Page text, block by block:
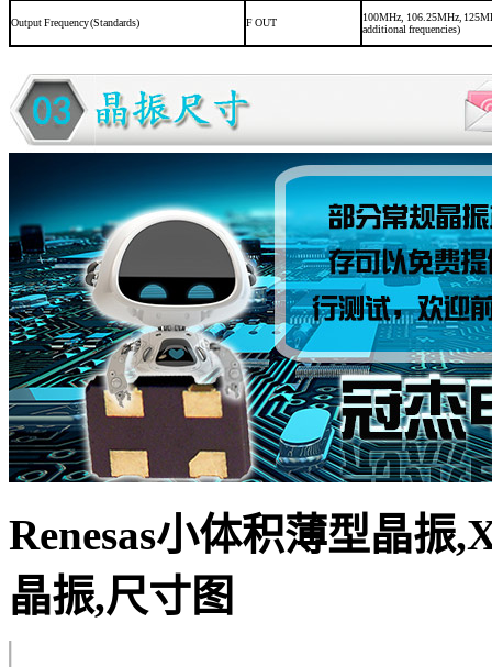
Output Frequency (Standards) FOUT
100MHz, 106.25MHz,
additional frequencies)
Renesas小体积薄型晶振
晶振,尺寸图